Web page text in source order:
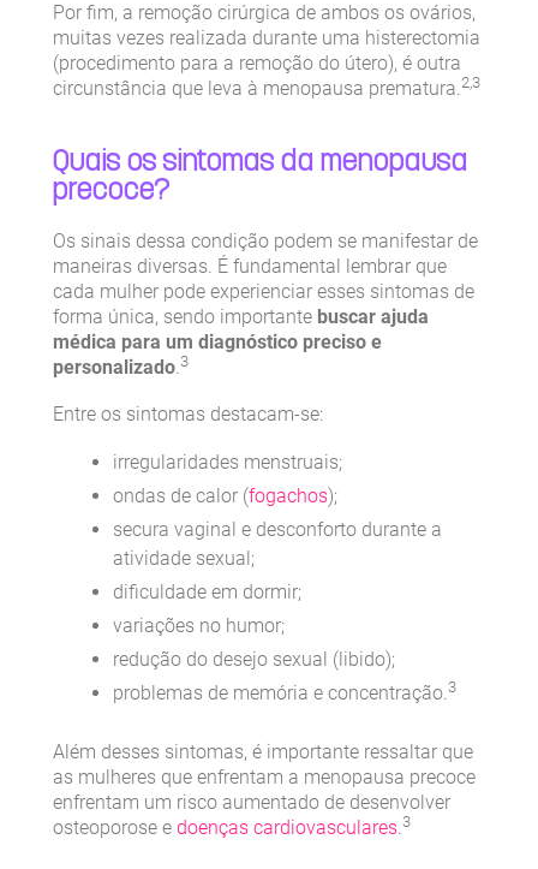
Por fim, a remoção cirúrgica de ambos os ovários,
muitas vezes realizada durante uma histerectomia
(procedimento para a remoção do útero), é outra
circunstância que leva à menopausa prematura.2,3
Quais os sintomas da menopausa
precoce?
Os sinais dessa condição podem se manifestar de
maneiras diversas. É fundamental lembrar que
cada mulher pode experienciar esses sintomas de
forma única, sendo importante buscar ajuda
médica para um diagnóstico preciso e
personalizado.3
Entre os sintomas destacam-se:
irregularidades menstruais;
ondas de calor (fogachos);
secura vaginal e desconforto durante a
atividade sexual;
dificuldade em dormir;
variações no humor;
redução do desejo sexual (libido);
problemas de memória e concentração. 3
Além desses sintomas, é importante ressaltar que
as mulheres que enfrentam a menopausa precoce
enfrentam um risco aumentado de desenvolver
osteoporose e doenças cardiovasculares.3